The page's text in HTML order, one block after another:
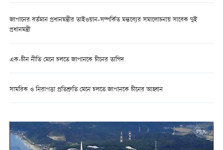
জাপানের বর্তমান প্রধানমন্ত্রীর তাইওয়ান-সম্পর্কিত মন্তব্যের সমালোচনায় সাবেক দুই
প্রধানমন্ত্রী
এক-চীন নীতি মেনে চলতে জাপানকে চীনের তাগিদ
সামরিক ও নিরাপত্তা প্রতিশ্রুতি মেনে চলতে জাপানকে চীনের আহ্বান